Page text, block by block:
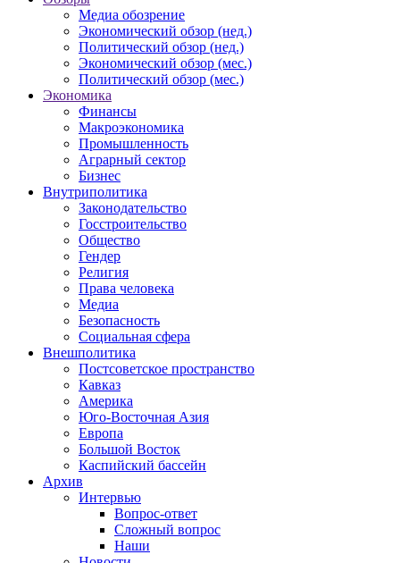
Медиа обозрение
Экономический обзор (нед.)
Политический обзор (нед.)
Экономический обзор (мес.)
Политический обзор (мес.)
Экономика
Финансы
Макроэкономика
Промышленность
Аграрный сектор
Бизнес
Внутриполитика
Законодательство
Госстроительство
Общество
Гендер
Религия
Права человека
Медиа
Безопасность
Социальная сфера
Внешполитика
Постсоветское пространство
Кавказ
Америка
Юго-Восточная Азия
Европа
Большой Восток
Каспийский бассейн
Архив
Интервью
Вопрос-ответ
Сложный вопрос
Наши